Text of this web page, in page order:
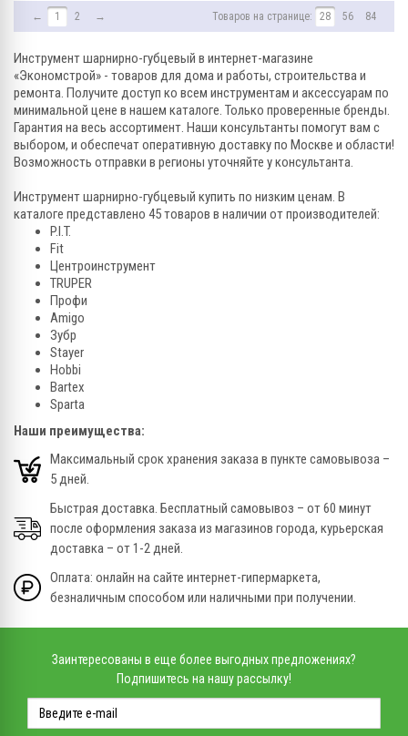
← 1 2 → Товаров на странице: 28 56 84
Инструмент шарнирно-губцевый в интернет-магазине
«Экономстрой» - товаров для дома и работы, строительства и
ремонта. Получите доступ ко всем инструментам и аксессуарам по
минимальной цене в нашем каталоге. Только проверенные бренды.
Гарантия на весь ассортимент. Наши консультанты помогут вам с
выбором, и обеспечат оперативную доставку по Москве и области!
Возможность отправки в регионы уточняйте у консультанта.
Инструмент шарнирно-губцевый купить по низким ценам. В
каталоге представлено 45 товаров в наличии от производителей:
P.I.T.
Fit
Центроинструмент
TRUPER
Профи
Amigo
Зубр
Stayer
Hobbi
Bartex
Sparta
Наши преимущества:
Максимальный срок хранения заказа в пункте самовывоза –
5 дней.
Быстрая доставка. Бесплатный самовывоз – от 60 минут
после оформления заказа из магазинов города, курьерская
доставка – от 1-2 дней.
Оплата: онлайн на сайте интернет-гипермаркета,
безналичным способом или наличными при получении.
Заинтересованы в еще более выгодных предложениях?
Подпишитесь на нашу рассылку!